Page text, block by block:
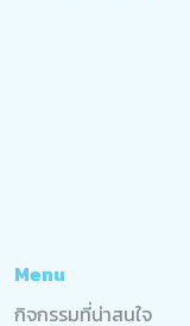
Menu
กิจกรรมที่น่าสนใจ